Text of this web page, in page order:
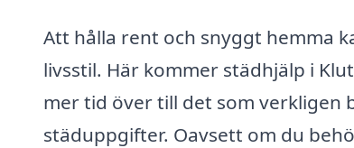
Att hålla rent och snyggt hemma
livsstil. Här kommer städhjälp i
mer tid över till det som verkligen
städuppgifter. Oavsett om du